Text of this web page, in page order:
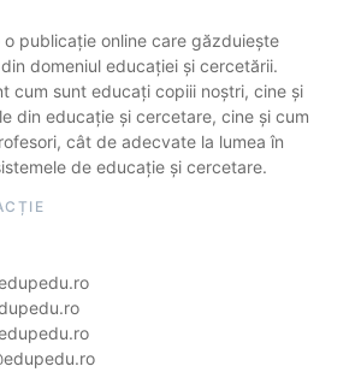
o publicație online care găzduiește
domeniul educației și cercetării.
cum sunt educați copiii noștri, cine și
din educație și cercetare, cine și cum
cât de adecvate la lumea în
de educație și cercetare.